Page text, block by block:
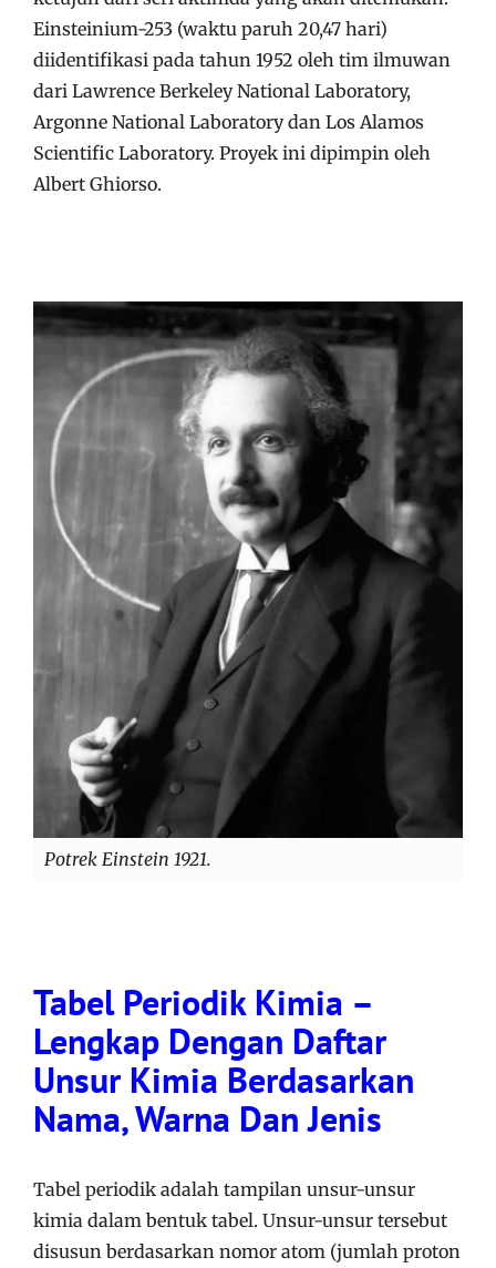
Einsteinium-253 (waktu paruh 20,47 hari)
diidentifikasi pada tahun 1952 oleh tim ilmuwan
dari Lawrence Berkeley National Laboratory,
Argonne National Laboratory dan Los Alamos
Scientific Laboratory. Proyek ini dipimpin oleh
Albert Ghiorso.
Potrek Einstein 1921.
Tabel Periodik Kimia –
Lengkap Dengan Daftar
Unsur Kimia Berdasarkan
Nama, Warna Dan Jenis
Tabel periodik adalah tampilan unsur-unsur
kimia dalam bentuk tabel. Unsur-unsur tersebut
disusun berdasarkan nomor atom (jumlah proton